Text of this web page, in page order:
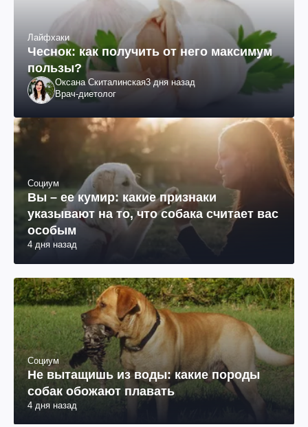
Лайфхаки
Чеснок: как получить от него максимум
пользы?
Оксана Скиталинская3 дня назад
Врач-диетолог
Социум
Вы – ее кумир: какие признаки
указывают на то, что собака считает вас
особым
4 дня назад
Социум
Не вытащишь из воды: какие породы
собак обожают плавать
4 дня назад